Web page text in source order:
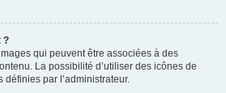
?
qui peuvent être associées à des
La possibilité d’utiliser des icônes de
par l’administrateur.